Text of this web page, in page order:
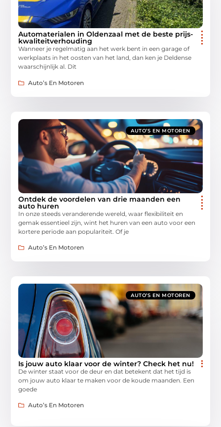
Automaterialen in Oldenzaal met de beste prijs-
kwaliteitverhouding
Wanneer je regelmatig aan het werk bent in een garage of
werkplaats in het oosten van het land, dan ken je Deldense
waarschijnlijk al. Dit
Auto’s En Motoren
AUTO’S EN MOTOREN
Ontdek de voordelen van drie maanden een
auto huren
In onze steeds veranderende wereld, waar flexibiliteit en
gemak essentieel zijn, wint het huren van een auto voor een
kortere periode aan populariteit. Of je
Auto’s En Motoren
AUTO’S EN MOTOREN
Is jouw auto klaar voor de winter? Check het nu!
De winter staat voor de deur en dat betekent dat het tijd is
om jouw auto klaar te maken voor de koude maanden. Een
goede
Auto’s En Motoren